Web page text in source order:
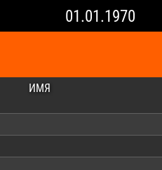
01.01.1970
ИМЯ